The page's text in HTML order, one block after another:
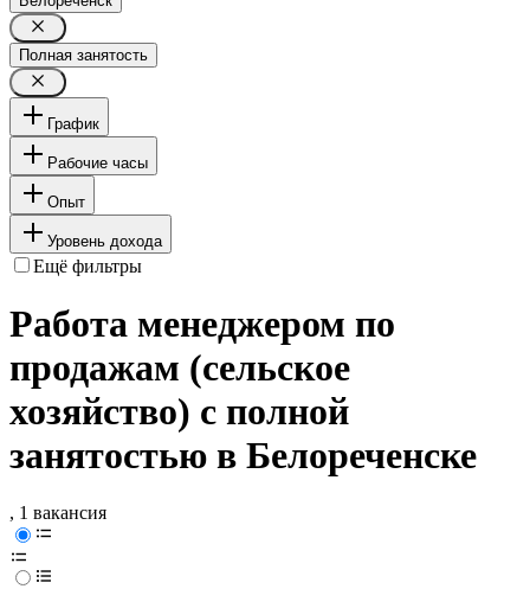
Полная занятость
График
Рабочие часы
Опыт
Уровень дохода
Ещё фильтры
Работа менеджером по
продажам (сельское
хозяйство) с полной
занятостью в Белореченске
, 1 вакансия